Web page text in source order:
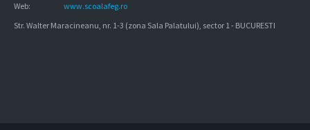
Web:
www.scoalafeg.ro
Str. Walter Maracineanu, nr. 1-3 (zona Sala Palatului), sector 1 - BUCURESTI